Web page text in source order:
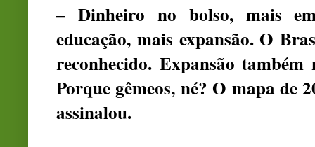
– Dinheiro no bolso, mais
educação, mais expansão. O
reconhecido. Expansão
Porque gêmeos, né? O mapa de
assinalou.